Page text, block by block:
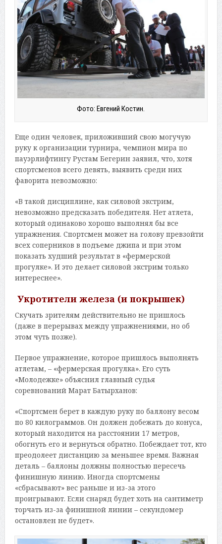
Фото: Евгений Костин.
Еще один человек, приложивший свою могучую
руку к организации турнира, чемпион мира по
пауэрлифтингу Рустам Бегерин заявил, что, хотя
спортсменов всего девять, выявить среди них
фаворита невозможно:
«В такой дисциплине, как силовой экстрим,
невозможно предсказать победителя. Нет атлета,
который одинаково хорошо выполнял бы все
упражнения. Спортсмен может на голову превзойти
всех соперников в подъеме джипа и при этом
показать худший результат в «фермерской
прогулке». И это делает силовой экстрим только
интереснее».
Укротители железа (и покрышек)
Скучать зрителям действительно не пришлось
(даже в перерывах между упражнениями, но об
этом чуть позже).
Первое упражнение, которое пришлось выполнять
атлетам, – «фермерская прогулка». Его суть
«Молодежке» объяснил главный судья
соревнований Марат Батырханов:
«Спортсмен берет в каждую руку по баллону весом
по 80 килограммов. Он должен добежать до конуса,
который находится на расстоянии 17 метров,
обогнуть его и вернуться обратно. Побеждает тот, кто
преодолеет дистанцию за меньшее время. Важная
деталь – баллоны должны полностью пересечь
финишную линию. Иногда спортсмены
«сбрасывают» вес раньше и из-за этого
проигрывают. Если снаряд будет хоть на сантиметр
торчать из-за финишной линии – секундомер
остановлен не будет».